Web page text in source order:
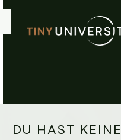
DU HAST KEINE